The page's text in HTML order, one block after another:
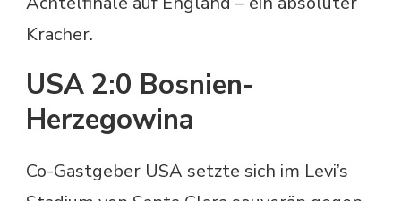
Kracher.
USA 2:0 Bosnien-
Herzegowina
Co-Gastgeber USA setzte sich im Levi’s